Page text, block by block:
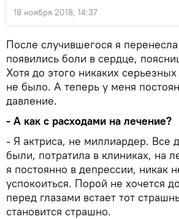
18 ноября 2018, 14:37
После случившегося я
появились боли в сердце,
Хотя до этого никаких
не было. А теперь у меня
давление.
- А как с расходами на лечение?
- Я актриса, не миллиардер. Все
были, потратила в клиниках, на
я постоянно в депрессии, никак
успокоиться. Порой не хочется
перед глазами встает тот
становится страшно.